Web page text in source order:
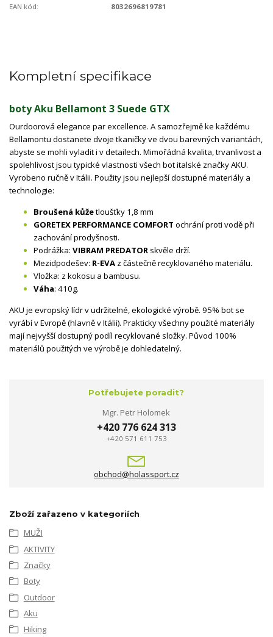
EAN kód:
8032696819781
Kompletní specifikace
boty Aku Bellamont 3 Suede GTX
Ourdoorová elegance par excellence. A samozřejmě ke každému
Bellamontu dostanete dvoje tkaničky ve dvou barevných variantách,
abyste se mohli vyladit i v detailech. Mimořádná kvalita, trvanlivost a
spolehlivost jsou typické vlastnosti všech bot italské značky AKU.
Vyrobeno ručně v Itálii. Použity jsou nejlepší dostupné materiály a
technologie:
Broušená kůžetloušťky 1,8 mm
GORETEX PERFORMANCE COMFORT ochrání proti vodě při
zachování prodyšnosti.
Podrážka: VIBRAM PREDATOR skvěle drží.
Mezidpodešev: R-EVA z částečně recyklovaného materiálu.
Vložka: z kokosu a bambusu.
Váha: 410g.
AKU je evropský lídr v udržitelné, ekologické výrobě. 95% bot se
vyrábí v Evropě (hlavně v Itálii). Prakticky všechny použité materiály
mají nejvyšší dostupný podíl recyklované složky. Původ 100%
materiálů použitých ve výrobě je dohledatelný.
Potřebujete poradit?
Mgr. Petr Holomek
+420 776 624 313
+420 571 611 753
obchod@holassport.cz
Zboží zařazeno v kategoriích
MUŽI
AKTIVITY
Značky
Boty
Outdoor
Aku
Hiking